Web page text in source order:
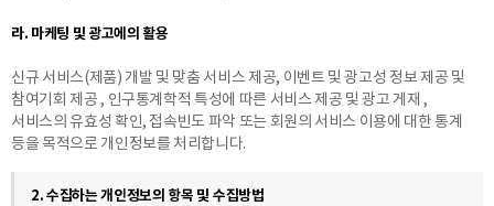
라. 마케팅 및 광고에의 활용
신규 서비스(제품) 개발 및 맞춤 서비스 제공, 이벤트 및 광고성 정보 제공 및
참여기회 제공 , 인구통계학적 특성에 따른 서비스 제공 및 광고 게재 ,
서비스의 유효성 확인, 접속빈도 파악 또는 회원의 서비스 이용에 대한 통계
등을 목적으로 개인정보를 처리합니다.
2. 수집하는 개인정보의 항목 및 수집방법